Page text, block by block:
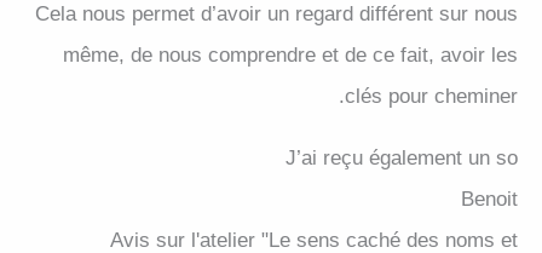
Cela nous permet d’avoir un regard différent sur nous
même, de nous comprendre et de ce fait, avoir les
clés pour cheminer.
J’ai reçu également un so
Benoit
Avis sur l'atelier "Le sens caché des noms et